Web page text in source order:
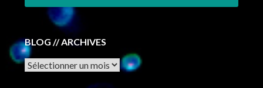
BLOG // ARCHIVES
Archives